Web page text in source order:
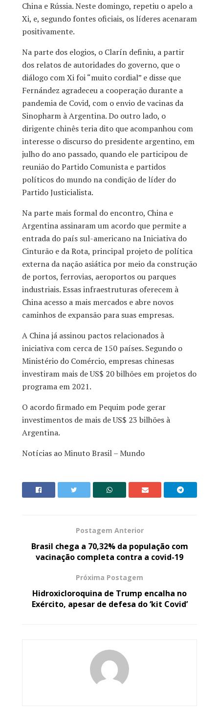
China e Rússia. Neste domingo, repetiu o apelo a
Xi, e, segundo fontes oficiais, os líderes acenaram
positivamente.
Na parte dos elogios, o Clarín definiu, a partir
dos relatos de autoridades do governo, que o
diálogo com Xi foi “muito cordial” e disse que
Fernández agradeceu a cooperação durante a
pandemia de Covid, com o envio de vacinas da
Sinopharm à Argentina. Do outro lado, o
dirigente chinês teria dito que acompanhou com
interesse o discurso do presidente argentino, em
julho do ano passado, quando ele participou de
reunião do Partido Comunista e partidos
políticos do mundo na condição de líder do
Partido Justicialista.
Na parte mais formal do encontro, China e
Argentina assinaram um acordo que permite a
entrada do país sul-americano na Iniciativa do
Cinturão e da Rota, principal projeto de política
externa da nação asiática por meio da construção
de portos, ferrovias, aeroportos ou parques
industriais. Essas infraestruturas oferecem à
China acesso a mais mercados e abre novos
caminhos de expansão para suas empresas.
A China já assinou pactos relacionados à
iniciativa com cerca de 150 países. Segundo o
Ministério do Comércio, empresas chinesas
investiram mais de US$ 20 bilhões em projetos do
programa em 2021.
O acordo firmado em Pequim pode gerar
investimentos de mais de US$ 23 bilhões à
Argentina.
Notícias ao Minuto Brasil – Mundo
Postagem Anterior
Brasil chega a 70,32% da população com
vacinação completa contra a covid-19
Próxima Postagem
Hidroxicloroquina de Trump encalha no
Exército, apesar de defesa do ‘kit Covid’